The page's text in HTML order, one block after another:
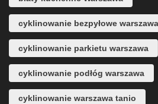
cyklinowanie bezpyłowe warszawa
cyklinowanie parkietu warszawa
cyklinowanie podłóg warszawa
cyklinowanie warszawa tanio